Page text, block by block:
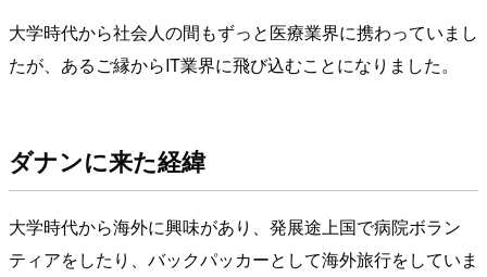
大学時代から社会人の間もずっと医療業界に携わっていまし
たが、あるご縁からIT業界に飛び込むことになりました。
ダナンに来た経緯
大学時代から海外に興味があり、発展途上国で病院ボラン
ティアをしたり、バックパッカーとして海外旅行をしていま